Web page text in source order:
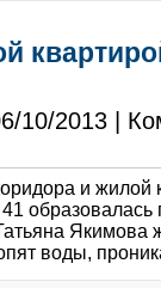
10/2013 |
и
образовалась
Якимова
воды,